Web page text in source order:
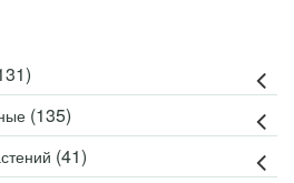
(135)
(41)